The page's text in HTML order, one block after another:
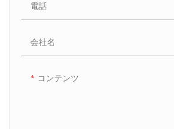
電話
会社名
コンテンツ